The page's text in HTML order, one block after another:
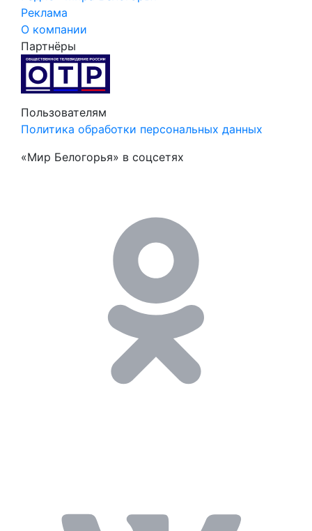
Реклама
О компании
Партнёры
Пользователям
Политика обработки персональных данных
«Мир Белогорья» в соцсетях